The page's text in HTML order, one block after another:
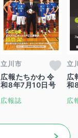
立川市
広報たちかわ 令
和8年7月10日号
広報誌
立
広
和
広